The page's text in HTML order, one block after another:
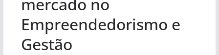
Empreendedorismo e
Gestão